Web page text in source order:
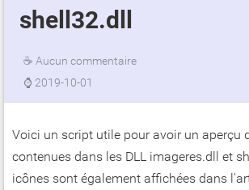
shell32.dll
☕ Aucun commentaire
⌚ 2019-10-01
Voici un script utile pour avoir un aperçu
contenues dans les DLL imageres.dll et
icônes sont également affichées dans